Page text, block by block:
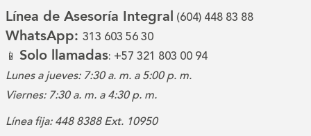
Línea de Asesoría Integral (604) 448 83 88
WhatsApp: 313 603 56 30
📱 Solo llamadas: +57 321 803 00 94
Lunes a jueves: 7:30 a. m. a 5:00 p. m.
Viernes: 7:30 a. m. a 4:30 p. m.
Línea fija: 448 8388 Ext. 10950